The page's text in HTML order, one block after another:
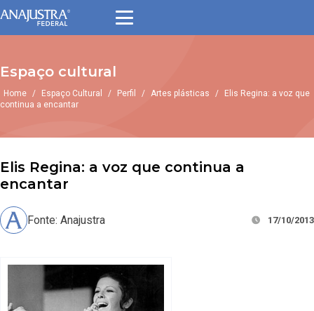
Espaço cultural
Home / Espaço Cultural / Perfil / Artes plásticas /
Elis Regina: a voz que
continua a encantar
Elis Regina: a voz que continua a
encantar
Fonte: Anajustra 17/10/2013